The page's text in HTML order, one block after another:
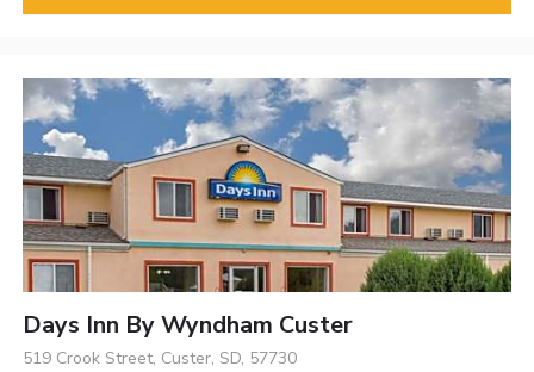
Days Inn By Wyndham Custer
519 Crook Street, Custer, SD, 57730